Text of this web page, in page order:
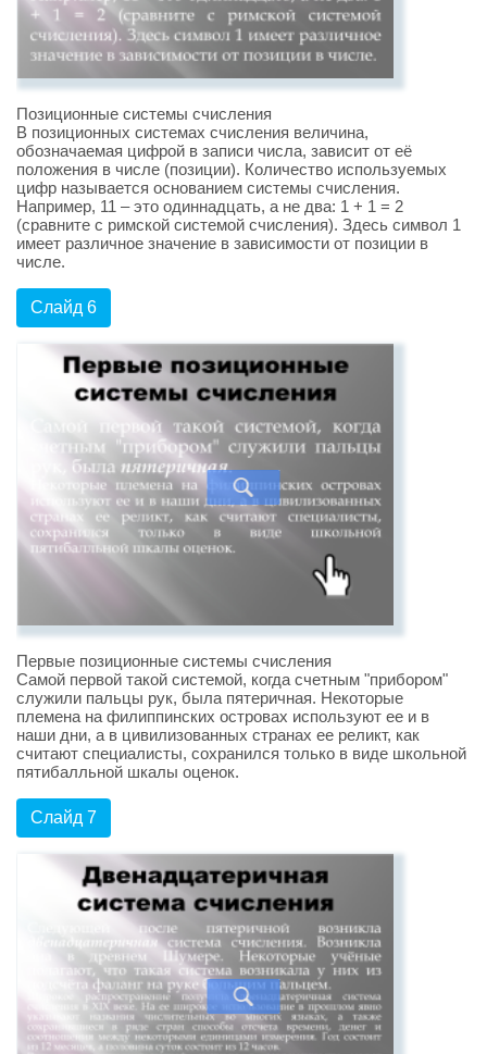
Позиционные системы счисления
В позиционных системах счисления величина,
обозначаемая цифрой в записи числа, зависит от её
положения в числе (позиции). Количество используемых
цифр называется основанием системы счисления.
Например, 11 – это одиннадцать, а не два: 1 + 1 = 2
(сравните с римской системой счисления). Здесь символ 1
имеет различное значение в зависимости от позиции в
числе.
Слайд 6
Первые позиционные системы счисления
Самой первой такой системой, когда счетным "прибором"
служили пальцы рук, была пятеричная. Некоторые
племена на филиппинских островах используют ее и в
наши дни, а в цивилизованных странах ее реликт, как
считают специалисты, сохранился только в виде школьной
пятибалльной шкалы оценок.
Слайд 7